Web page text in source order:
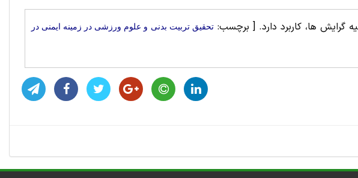
گرایش ها، کاربرد دارد.[ برچسب:تحقیق تربيت بدنی و علوم ورزشی در زمینه ایمنی در